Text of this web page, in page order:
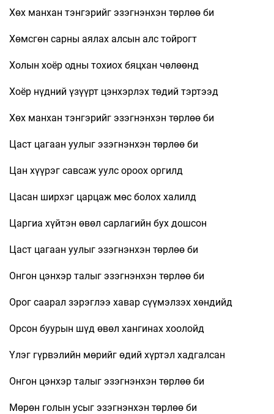
Хөх манхан тэнгэрийг эзэгнэнхэн төрлөө би
Хөмсгөн сарны аялах алсын алс тойрогт
Холын хоёр одны тохиох бяцхан чөлөөнд
Хоёр нүдний үзүүрт цэнхэрлэх төдий тэртээд
Хөх манхан тэнгэрийг эзэгнэнхэн төрлөө би
Цаст цагаан уулыг эзэгнэнхэн төрлөө би
Цан хүүрэг савсаж уулс ороох оргилд
Цасан ширхэг царцаж мөс болох халилд
Царгиа хүйтэн өвөл сарлагийн бух дошсон
Цаст цагаан уулыг эзэгнэнхэн төрлөө би
Онгон цэнхэр талыг эзэгнэнхэн төрлөө би
Орог саарал зэрэглээ хавар сүүмэлзэх хөндийд
Орсон буурын шүд өвөл хангинах хоолойд
Үлэг гүрвэлийн мөрийг өдий хүртэл хадгалсан
Онгон цэнхэр талыг эзэгнэнхэн төрлөө би
Мөрөн голын усыг эзэгнэнхэн төрлөө би